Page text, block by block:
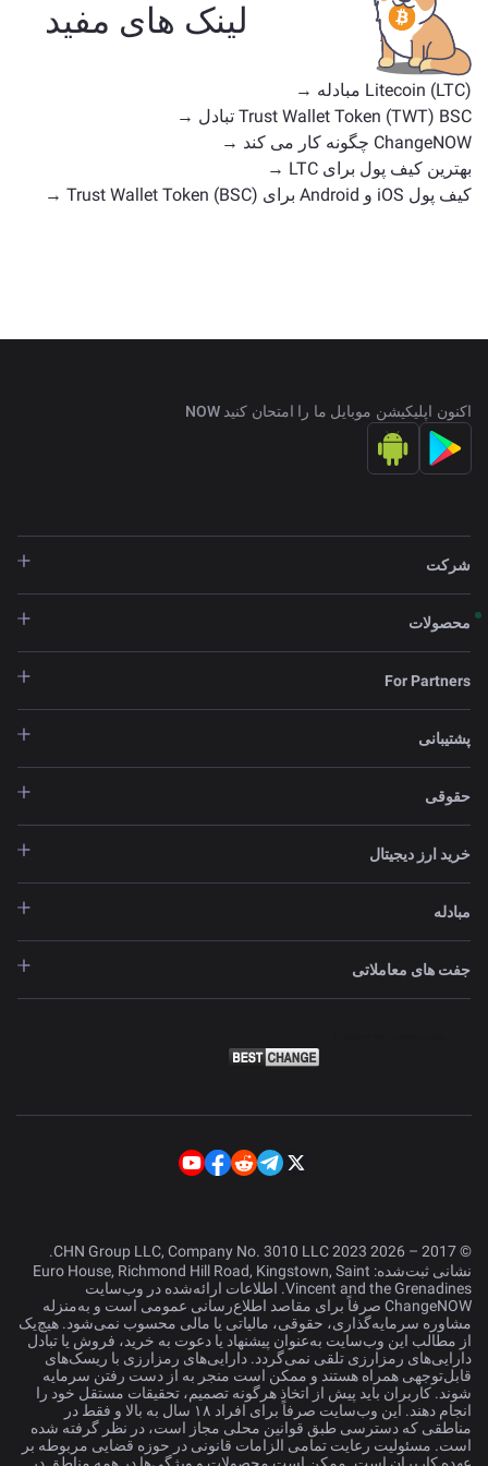
دارایی‌های موجود برای تبادل را درصفحه اصلی تبادل
لینک های مفید
Litecoin (LTC) مبادله →
Trust Wallet Token (TWT) BSC تبادل →
ChangeNOW چگونه کار می کند →
بهترین کیف پول برای LTC →
کیف پول iOS و Android برای Trust Wallet Token (BSC) →
اکنون اپلیکیشن موبایل ما را امتحان کنید NOW
شرکت
محصولات
For Partners
پشتیبانی
حقوقی
خرید ارز دیجیتال
مبادله
جفت های معاملاتی
© 2017 – 2026 CHN Group LLC, Company No. 3010 LLC 2023.
نشانی ثبت‌شده: Euro House, Richmond Hill Road, Kingstown, Saint
Vincent and the Grenadines. اطلاعات ارائه‌شده در وب‌سایت
ChangeNOW صرفاً برای مقاصد اطلاع‌رسانی عمومی است و به‌منزله
مشاوره سرمایه‌گذاری، حقوقی، مالیاتی یا مالی محسوب نمی‌شود. هیچ‌یک
از مطالب این وب‌سایت به‌عنوان پیشنهاد یا دعوت به خرید، فروش یا تبادل
دارایی‌های رمزارزی تلقی نمی‌گردد. دارایی‌های رمزارزی با ریسک‌های
قابل‌توجهی همراه هستند و ممکن است منجر به از دست رفتن سرمایه
شوند. کاربران باید پیش از اتخاذ هرگونه تصمیم، تحقیقات مستقل خود را
انجام دهند. این وب‌سایت صرفاً برای افراد ۱۸ سال به بالا و فقط در
مناطقی که دسترسی طبق قوانین محلی مجاز است، در نظر گرفته شده
است. مسئولیت رعایت تمامی الزامات قانونی در حوزه قضایی مربوطه بر